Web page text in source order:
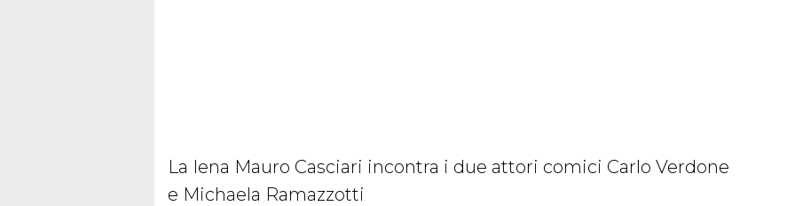
La Iena Mauro Casciari incontra i due attori comici Carlo Verdone
e Michaela Ramazzotti